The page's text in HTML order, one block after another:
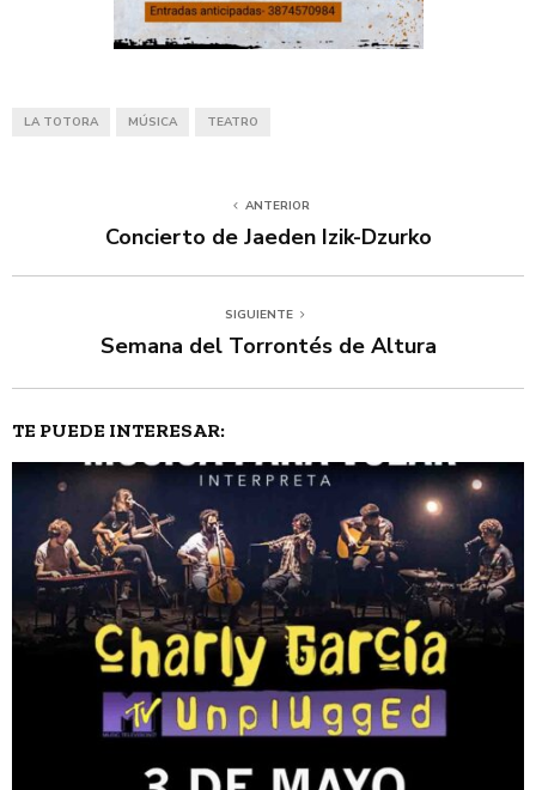
LA TOTORA MÚSICA TEATRO
ANTERIOR
Concierto de Jaeden Izik-Dzurko
SIGUIENTE
Semana del Torrontés de Altura
TE PUEDE INTERESAR: